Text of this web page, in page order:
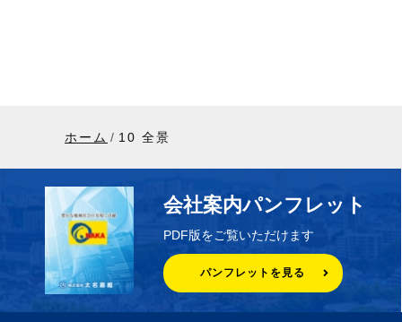
ホーム 10 全景
会社案内パンフレット
PDF版をご覧いただけます
パンフレットを見る